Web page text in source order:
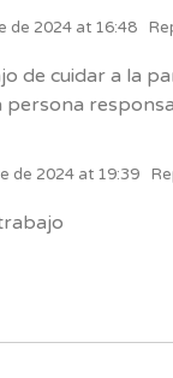
de 2024 at 16:48
de cuidar a la
persona
de 2024 at 19:39